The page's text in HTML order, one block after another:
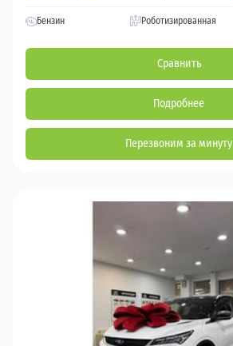
Бензин Роботизированная
Сравнить
Подробнее
Перезвоним за минуту